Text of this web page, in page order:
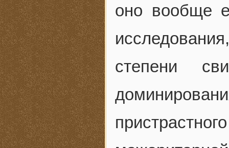
оно вообще
степени